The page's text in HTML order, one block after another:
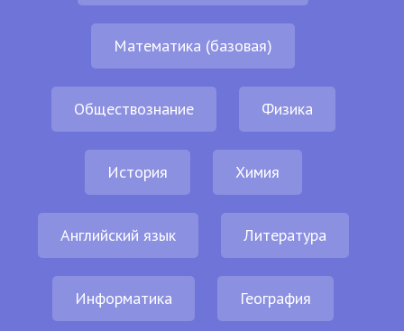
Математика (базовая)
Обществознание Физика
История Химия
Английский язык Литература
Информатика География